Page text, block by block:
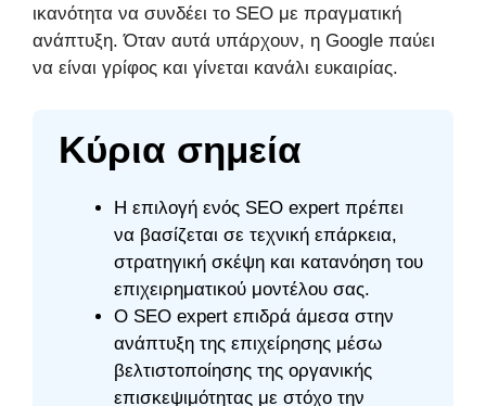
ικανότητα να συνδέει το SEO με πραγματική
ανάπτυξη. Όταν αυτά υπάρχουν, η Google παύει
να είναι γρίφος και γίνεται κανάλι ευκαιρίας.
Κύρια σημεία
Η επιλογή ενός SEO expert πρέπει
να βασίζεται σε τεχνική επάρκεια,
στρατηγική σκέψη και κατανόηση του
επιχειρηματικού μοντέλου σας.
Ο SEO expert επιδρά άμεσα στην
ανάπτυξη της επιχείρησης μέσω
βελτιστοποίησης της οργανικής
επισκεψιμότητας με στόχο την